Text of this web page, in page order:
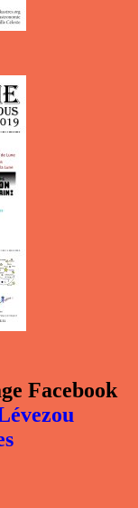
Facebook